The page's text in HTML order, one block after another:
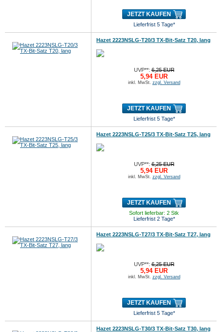
JETZT KAUFEN
Lieferfrist 5 Tage*
Hazet 2223NSLG-T20/3 TX-Bit-Satz T20, lang
UVP**:6,25 EUR
5,94 EUR
inkl. MwSt. zzgl. Versand
JETZT KAUFEN
Lieferfrist 5 Tage*
Hazet 2223NSLG-T25/3 TX-Bit-Satz T25, lang
UVP**:6,25 EUR
5,94 EUR
inkl. MwSt. zzgl. Versand
JETZT KAUFEN
Sofort lieferbar: 2 Stk
Lieferfrist 2 Tage*
Hazet 2223NSLG-T27/3 TX-Bit-Satz T27, lang
UVP**:6,25 EUR
5,94 EUR
inkl. MwSt. zzgl. Versand
JETZT KAUFEN
Lieferfrist 5 Tage*
Hazet 2223NSLG-T30/3 TX-Bit-Satz T30, lang